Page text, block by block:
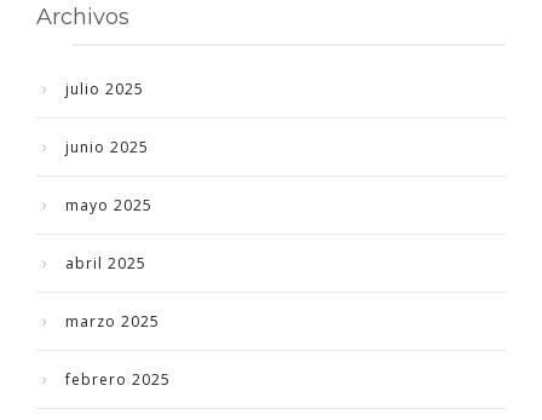
Archivos
julio 2025
junio 2025
mayo 2025
abril 2025
marzo 2025
febrero 2025